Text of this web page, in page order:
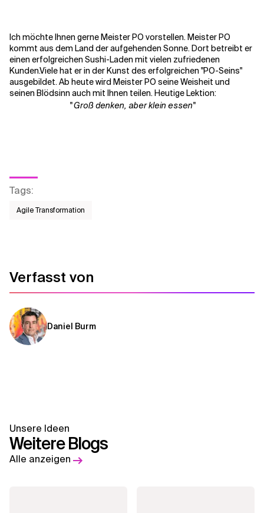
Verwandte Themen
Ich möchte Ihnen gerne Meister PO vorstellen. Meister PO
kommt aus dem Land der aufgehenden Sonne. Dort betreibt er
einen erfolgreichen Sushi-Laden mit vielen zufriedenen
Kunden.Viele hat er in der Kunst des erfolgreichen "PO-Seins"
ausgebildet. Ab heute wird Meister PO seine Weisheit und
seinen Blödsinn auch mit Ihnen teilen.Heutige Lektion:
" Groß denken, aber klein essen"
Tags:
Agile Transformation
Verfasst von
Daniel Burm
Unsere Ideen
Weitere Blogs
Alle anzeigen